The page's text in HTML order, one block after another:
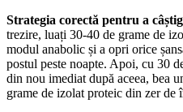
Strategia corectă pentru a
trezire, luați 30-40 de grame de
modul anabolic și a opri orice
postul peste noapte. Apoi, cu 30
din nou imediat după aceea, bea
grame de izolat proteic din zer de